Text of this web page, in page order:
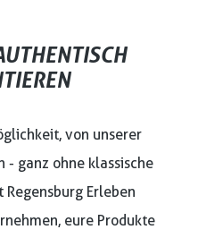
von unserer
- ganz ohne klassische
Erleben
eure Produkte